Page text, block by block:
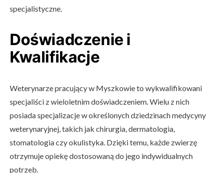
specjalistyczne.
Doświadczenie i
Kwalifikacje
Weterynarze pracujący w Myszkowie to wykwalifikowani
specjaliści z wieloletnim doświadczeniem. Wielu z nich
posiada specjalizacje w określonych dziedzinach medycyny
weterynaryjnej, takich jak chirurgia, dermatologia,
stomatologia czy okulistyka. Dzięki temu, każde zwierzę
otrzymuje opiekę dostosowaną do jego indywidualnych
potrzeb.